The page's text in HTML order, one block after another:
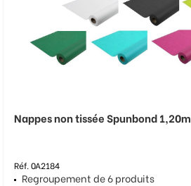
Nappes non tissée Spunbond 1,20m
Réf. 0A2184
Regroupement de 6 produits